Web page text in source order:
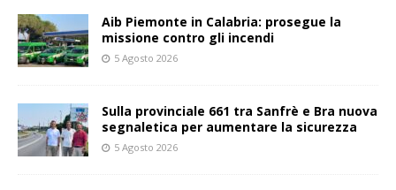
Aib Piemonte in Calabria: prosegue la
missione contro gli incendi
5 Agosto 2026
Sulla provinciale 661 tra Sanfrè e Bra nuova
segnaletica per aumentare la sicurezza
5 Agosto 2026